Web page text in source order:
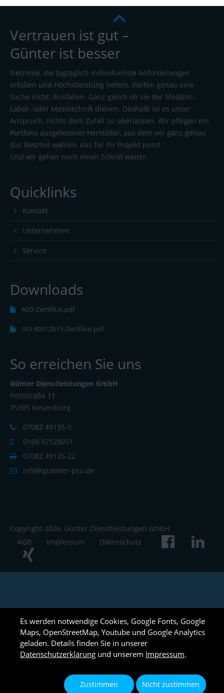
Vertrauen ist gut –
Günter ist besser
Netzteile, die tagtäglich individuellste Anforderungen
erfüllen und Höchstleistung liefern, dürfen genau eine
Sache nicht: Ausfallen. Ganz gleich ob sie der Medizin-,
Labor- oder Messtechnik dienen. Deshalb ist es unser
Anspruch, nichts dem Zufall zu überlassen. Wir pflegen ein
Portfolio ausgelesener Hersteller, aus dem wir ganz genau
das Netzteil wählen, das für Ihr Projekt passt.
Und wir gehen noch einen Schritt weiter.
Quicklinks
Kontakt
Unternehmen
Service
Downloads
AEO-Zertifikat.pdf
ISO 9001:2015-Zertifikat.pdf
So erreichen Sie uns
Günter Dienstleistungen GmbH
Poststraße 11
75305 Neuenbürg
07082 49135-0
0160 92128051
07082 49135-22
info@guenter-psu.de
Copyright 2026, Günter Dienstleistungen GmbH
AGB
Impressum Datenschutz
Es werden notwendige Cookies, Google Fonts, Google
Maps, OpenStreetMap, Youtube und Google Analytics
geladen. Details finden Sie in unserer
Datenschutzerklärung und unserem Impressum.
Zustimmen Nicht zustimmen